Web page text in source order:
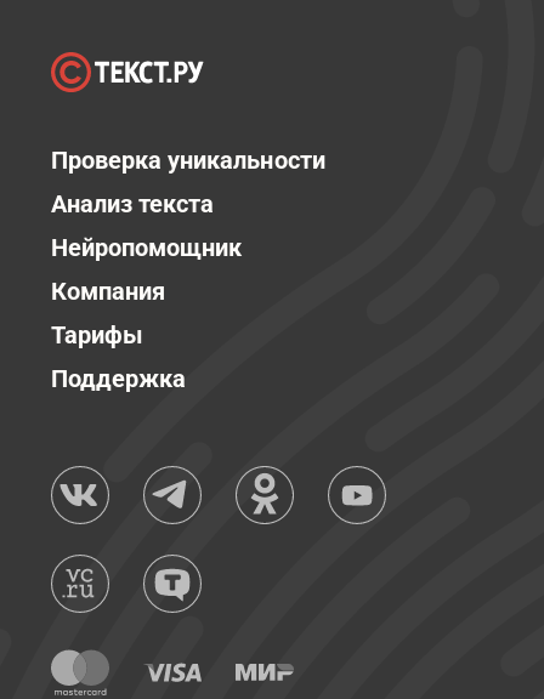
Проверка уникальности
Анализ текста
Нейропомощник
Компания
Тарифы
Поддержка